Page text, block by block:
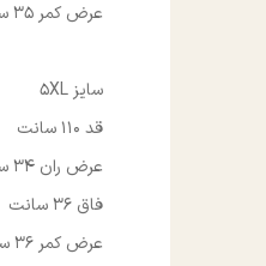
عرض کمر 35 سانت بدون کشسانی 55 سانت با کشسانی
سایز 5XL
قد 110 سانت
عرض ران 34 سانت
فاق 36 سانت
عرض کمر 36 سانت بدون کشسانی 60 سانت